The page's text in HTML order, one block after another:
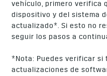
vehículo, primero verifica
dispositivo y del sistema
actualizado*. Si esto no
seguir los pasos a
*Nota: Puedes verificar si
actualizaciones de